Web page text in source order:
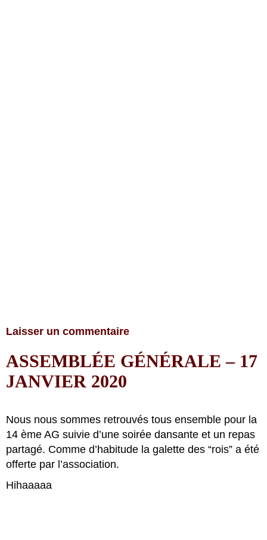
Laisser un commentaire
ASSEMBLÉE GÉNÉRALE – 17
JANVIER 2020
Nous nous sommes retrouvés tous ensemble pour la
14 ème AG suivie d’une soirée dansante et un repas
partagé. Comme d’habitude la galette des “rois” a été
offerte par l’association.
Hihaaaaa